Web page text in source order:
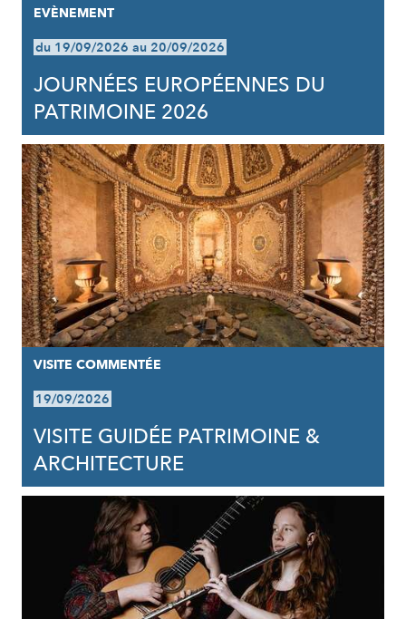
EVÈNEMENT
du 19/09/2026 au 20/09/2026
JOURNÉES EUROPÉENNES DU
PATRIMOINE 2026
VISITE COMMENTÉE
19/09/2026
VISITE GUIDÉE PATRIMOINE &
ARCHITECTURE